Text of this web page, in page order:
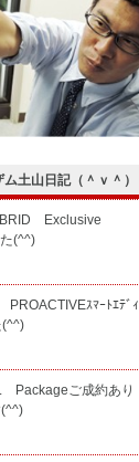
土山日記（＾ｖ＾）
Exclusive
(^^)
ｽﾏｰﾄｴﾃﾞｨ
(^^)
ご成約あり